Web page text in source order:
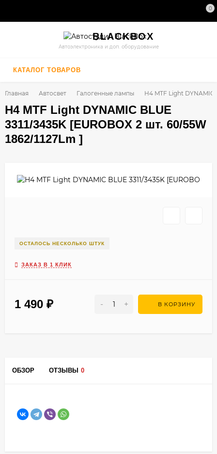
0
BLACKBOX
Автоэлектроника и доп. оборудование
КАТАЛОГ ТОВАРОВ
Главная Автосвет Галогенные лампы H4 MTF Light DYNAMIC
H4 MTF Light DYNAMIC BLUE
3311/3435K [EUROBOX 2 шт. 60/55W
1862/1127Lm ]
ОСТАЛОСЬ НЕСКОЛЬКО ШТУК
ЗАКАЗ В 1 КЛИК
1 490 ₽ - + В КОРЗИНУ
ОБЗОР ОТЗЫВЫ 0